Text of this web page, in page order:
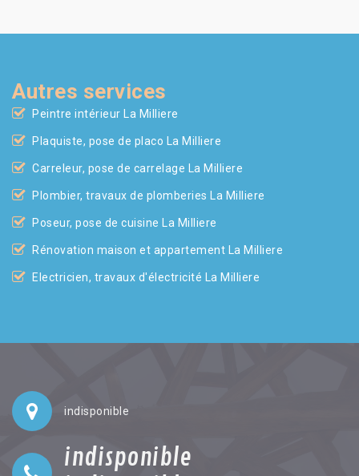
Autres services
Peintre intérieur La Milliere
Plaquiste, pose de placo La Milliere
Carreleur, pose de carrelage La Milliere
Plombier, travaux de plomberies La Milliere
Poseur, pose de cuisine La Milliere
Rénovation maison et appartement La Milliere
Electricien, travaux d'électricité La Milliere
indisponible
indisponible